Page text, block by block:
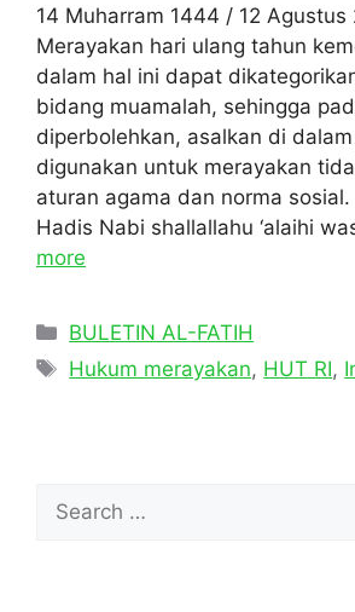
14 Muharram 1444 / 12 Agustus
Merayakan hari ulang tahun
dalam hal ini dapat
bidang muamalah, sehingga
diperbolehkan, asalkan di
digunakan untuk merayakan
aturan agama dan norma
Hadis Nabi shallallahu ‘alaihi
more
Categories
BULETIN AL-FATIH
Tags
Hukum merayakan, HUT RI,
Search
for: